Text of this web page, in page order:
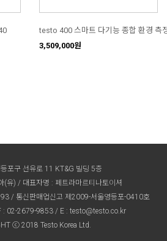
testo 400 스마트 다기능 종합 환경 측
3,509,000원
포구 선유로 11 KT&G 빌딩 5층
(유) / 대표자명 : 페트라마르티나토이셔
/ 통신판매업신고 제2009-서울영등포-0410호
: 02-2679-9853 / E : testo@testo.co.kr
ⓒ 2018 Testo Korea Ltd.